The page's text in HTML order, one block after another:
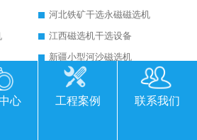
河北铁矿干选永磁磁选机
江西磁选机干选设备
新疆小型河沙磁选机
山西永磁筒式磁选机
安徽锰矿湿式磁选机
心 工程案例 联系我们